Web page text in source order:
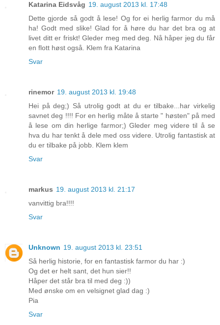
Katarina Eidsvåg 19. august 2013 kl. 17:48
Dette gjorde så godt å lese! Og for ei herlig farmor du må
ha! Godt med slike! Glad for å høre du har det bra og at
livet ditt er friskt! Gleder meg med deg. Nå håper jeg du får
en flott høst også. Klem fra Katarina
Svar
rinemor 19. august 2013 kl. 19:48
Hei på deg;) Så utrolig godt at du er tilbake...har virkelig
savnet deg !!!! For en herlig måte å starte " høsten" på med
å lese om din herlige farmor;) Gleder meg videre til å se
hva du har tenkt å dele med oss videre. Utrolig fantastisk at
du er tilbake på jobb. Klem klem
Svar
markus 19. august 2013 kl. 21:17
vanvittig bra!!!!
Svar
Unknown 19. august 2013 kl. 23:51
Så herlig historie, for en fantastisk farmor du har :)
Og det er helt sant, det hun sier!!
Håper det står bra til med deg :))
Med ønske om en velsignet glad dag :)
Pia
Svar